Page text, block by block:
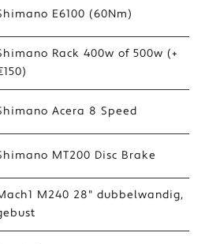
E6100 (60Nm)
Rack 400w of 500w (+
Acera 8 Speed
MT200 Disc Brake
M240 28" dubbelwandig,